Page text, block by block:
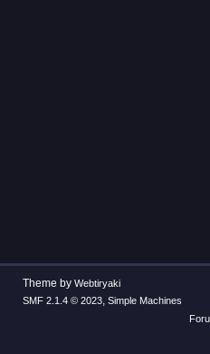
Theme by Webtiryaki
SMF 2.1.4 © 2023, Simple Machines